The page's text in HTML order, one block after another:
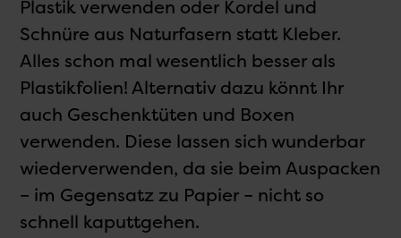
Plastik verwenden oder Kordel und
Schnüre aus Natur­fasern statt Kleber.
Alles schon mal wesentlich besser als
Plastik­folien! Alternativ dazu könnt Ihr
auch Geschenk­tüten und Boxen
verwenden. Diese lassen sich wunderbar
wieder­verwenden, da sie beim Auspacken
– im Gegensatz zu Papier – nicht so
schnell kaputtgehen.